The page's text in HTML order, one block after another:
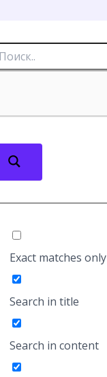
Exact matches only
Search in title
Search in content